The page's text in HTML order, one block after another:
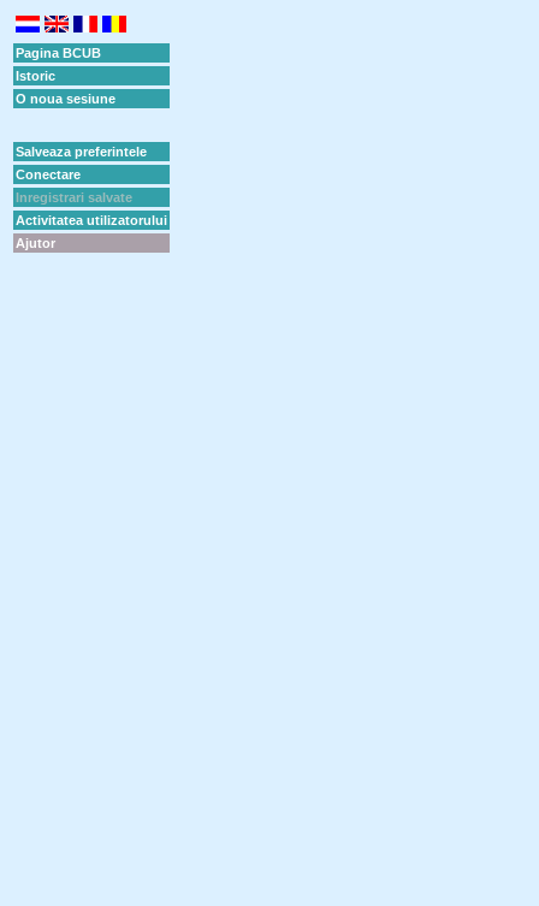
Pagina BCUB
Istoric
O noua sesiune
Salveaza preferintele
Conectare
Inregistrari salvate
Activitatea utilizatorului
Ajutor